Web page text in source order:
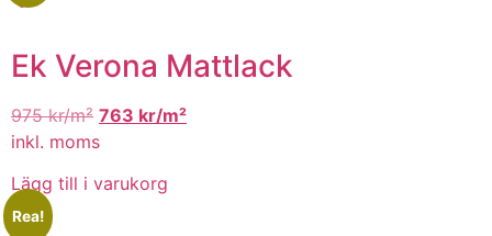
Ek Verona Mattlack
975kr/m² 763 kr/m²
inkl. moms
Lägg till i varukorg
Rea!